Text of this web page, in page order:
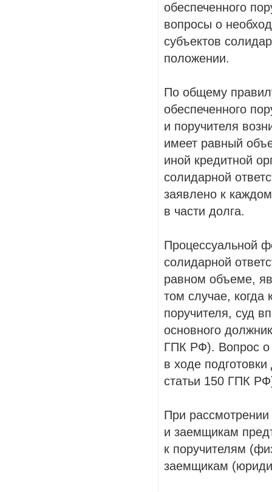
обеспеченного
вопросы о
субъектов
положении.
По общему
обеспеченного
и поручителя
имеет равный
иной кредитной
солидарной
заявлено к
в части долга.
Процессуальной
солидарной
равном объеме,
том случае, когда
поручителя, суд
основного
ГПК РФ). Вопрос о
в ходе
статьи 150 ГПК
При рассмотрении
и заемщикам
к поручителям
заемщикам